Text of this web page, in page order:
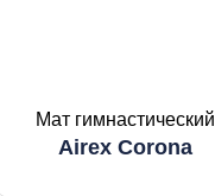
Мат гимнастический
Airex Corona